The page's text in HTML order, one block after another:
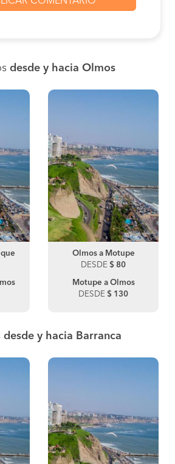
desde y hacia Olmos
Olmos a Motupe
DESDE $ 80
Motupe a Olmos
DESDE $ 130
desde y hacia Barranca